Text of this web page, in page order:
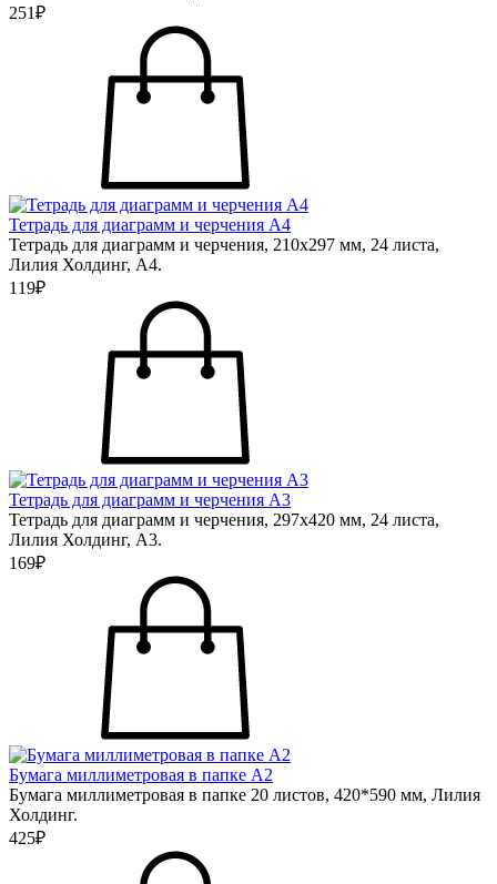
251₽
Тетрадь для диаграмм и черчения А4
Тетрадь для диаграмм и черчения, 210х297 мм, 24 листа,
Лилия Холдинг, А4.
119₽
Тетрадь для диаграмм и черчения А3
Тетрадь для диаграмм и черчения, 297х420 мм, 24 листа,
Лилия Холдинг, А3.
169₽
Бумага миллиметровая в папке А2
Бумага миллиметровая в папке 20 листов, 420*590 мм, Лилия
Холдинг.
425₽